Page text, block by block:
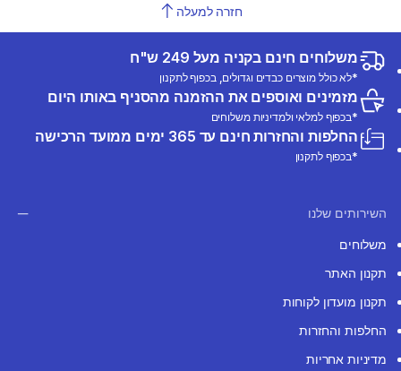
חזרה למעלה
משלוחים חינם בקניה מעל 249 ש"ח
*לא כולל מוצרים כבדים וגדולים, בכפוף לתקנון
מזמינים ואוספים את ההזמנה מהסניף באותו היום
*בכפוף למלאי ולמדיניות משלוחים
החלפות והחזרות חינם עד 365 ימים ממועד הרכישה
*בכפוף לתקנון
השירותים שלנו
משלוחים
תקנון האתר
תקנון מועדון לקוחות
החלפות והחזרות
מדיניות אחריות